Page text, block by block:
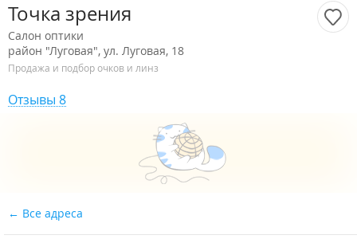
Точка зрения
Салон оптики
район "Луговая", ул. Луговая, 18
Продажа и подбор очков и линз
Отзывы 8
Все адреса